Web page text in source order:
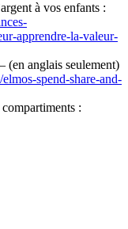
à vos enfants :
apprendre-la-valeur-
(en anglais seulement)
spend-share-and-
: